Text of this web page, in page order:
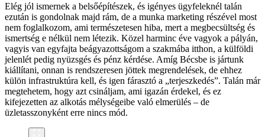
Elég jól ismernek a belsőépítészek, és igényes ügyfeleknél talán
ezután is gondolnak majd rám, de a munka marketing részével most
nem foglalkozom, ami természetesen hiba, mert a megbecsültség és
ismertség e nélkül nem létezik. Közel harminc éve vagyok a pályán,
vagyis van egyfajta beágyazottságom a szakmába itthon, a külföldi
jelenlét pedig nyüzsgés és pénz kérdése. Amíg Bécsbe is jártunk
kiállítani, onnan is rendszeresen jöttek megrendelések, de ehhez
külön infrastruktúra kell, és igen fárasztó a „terjeszkedés”. Talán már
megtehetem, hogy azt csináljam, ami igazán érdekel, és ez
kifejezetten az alkotás mélységeibe való elmerülés – de
üzletasszonyként erre nincs mód.